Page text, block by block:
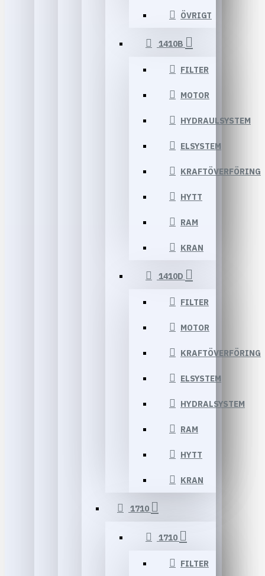
ÖVRIGT
1410B
FILTER
MOTOR
HYDRAULSYSTEM
ELSYSTEM
KRAFTÖVERFÖRING
HYTT
RAM
KRAN
1410D
FILTER
MOTOR
KRAFTÖVERFÖRING
ELSYSTEM
HYDRALSYSTEM
RAM
HYTT
KRAN
1710
1710
FILTER